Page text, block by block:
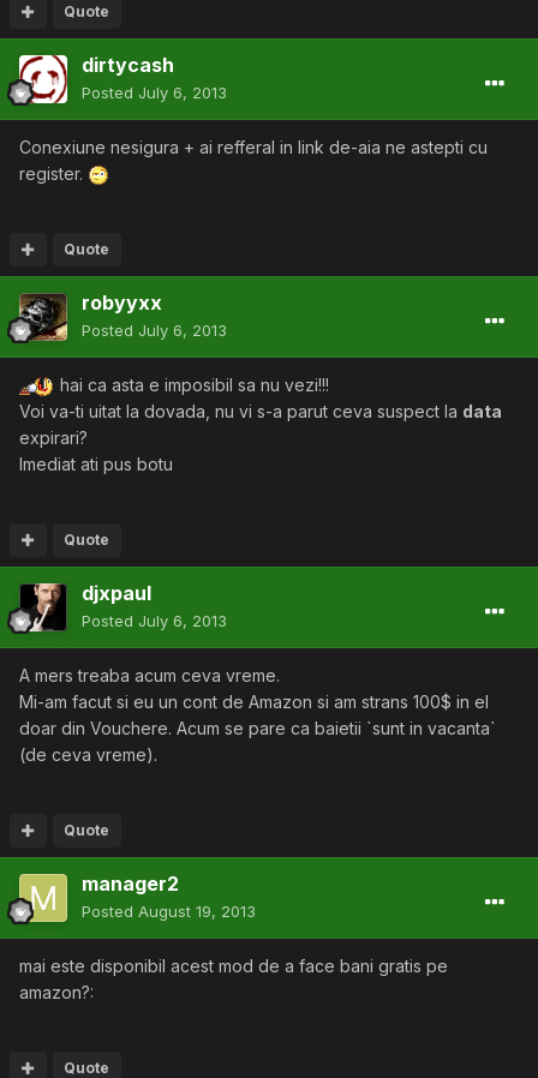
Quote
dirtycash
Posted July 6, 2013
Conexiune nesigura + ai refferal in link de-aia ne astepti cu
register.
Quote
robyyxx
Posted July 6, 2013
hai ca asta e imposibil sa nu vezi!!!
Voi va-ti uitat la dovada, nu vi s-a parut ceva suspect la data
expirari?
Imediat ati pus botu
Quote
djxpaul
Posted July 6, 2013
A mers treaba acum ceva vreme.
Mi-am facut si eu un cont de Amazon si am strans 100$ in el
doar din Vouchere. Acum se pare ca baietii `sunt in vacanta`
(de ceva vreme).
Quote
manager2
Posted August 19, 2013
mai este disponibil acest mod de a face bani gratis pe
amazon?:
Quote